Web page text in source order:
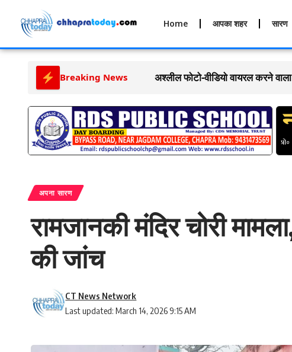
Home आपका शहर सारण
Breaking News शादी के बाद गहने-कैश लेकर फरार
अपना सारण
रामजानकी मंदिर चोरी
की जांच
Last updated: March 14, 2026 9:15 AM
CT News Network